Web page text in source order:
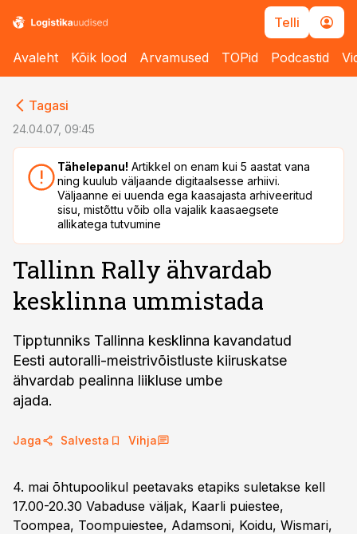
Telli
Avaleht Kõik lood Arvamused TOPid Podcastid
Tagasi
24.04.07, 09:45
Tähelepanu! Artikkel on enam kui 5 aastat vana
ning kuulub väljaande digitaalsesse arhiivi.
Väljaanne ei uuenda ega kaasajasta arhiveeritud
sisu, mistõttu võib olla vajalik kaasaegsete
allikatega tutvumine
Tallinn Rally ähvardab
kesklinna ummistada
Tipptunniks Tallinna kesklinna kavandatud
Eesti autoralli-meistrivõistluste kiiruskatse
ähvardab pealinna liikluse umbe
ajada.
Jaga Salvesta Vihja
4. mai õhtupoolikul peetavaks etapiks suletakse kell
17.00-20.30 Vabaduse väljak, Kaarli puiestee,
Toompea, Toompuiestee, Adamsoni, Koidu, Wismari,